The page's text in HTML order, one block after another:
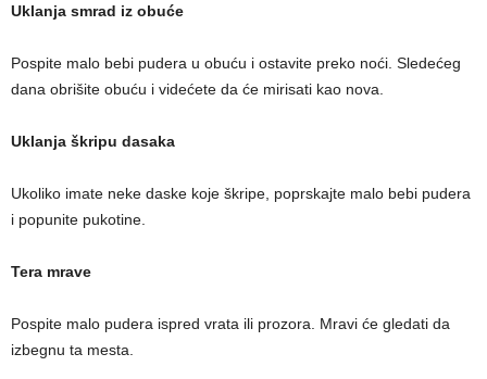
Uklanja smrad iz obuće
Pospite malo bebi pudera u obuću i ostavite preko noći. Sledećeg
dana obrišite obuću i videćete da će mirisati kao nova.
Uklanja škripu dasaka
Ukoliko imate neke daske koje škripe, poprskajte malo bebi pudera
i popunite pukotine.
Tera mrave
Pospite malo pudera ispred vrata ili prozora. Mravi će gledati da
izbegnu ta mesta.